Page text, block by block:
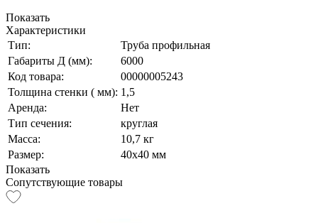
Показать
Характеристики
Тип:
Труба профильная
Габариты Д (мм):
6000
Код товара:
00000005243
Толщина стенки ( мм): 1,5
Аренда:
Нет
Тип сечения:
круглая
Масса:
10,7 кг
Размер:
40х40 мм
Показать
Сопутствующие товары